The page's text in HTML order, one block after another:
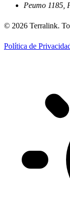
Peumo 1185,
© 2026 Terralink.
Política de